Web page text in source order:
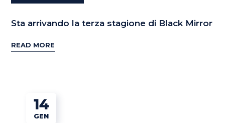
Sta arrivando la terza stagione di Black Mirror
READ MORE
14
GEN